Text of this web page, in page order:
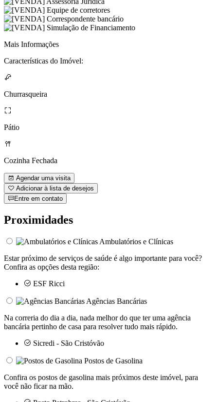
Mais Informações
Características do Imóvel:
Churrasqueira
Pátio
Cozinha Fechada
Agendar uma visita
Adicionar à lista de desejos
Entre em contato
Proximidades
Ambulatórios e Clínicas
Estar próximo de serviços de saúde é algo importante para você?
Confira as opções desta região:
ESF Ricci
Agências Bancárias
Na correria do dia a dia, nada melhor do que ter uma agência
bancária pertinho de casa para resolver tudo mais rápido.
Sicredi - São Cristóvão
Postos de Gasolina
Confira os postos de gasolina mais próximos deste imóvel, para
você não ficar na mão.